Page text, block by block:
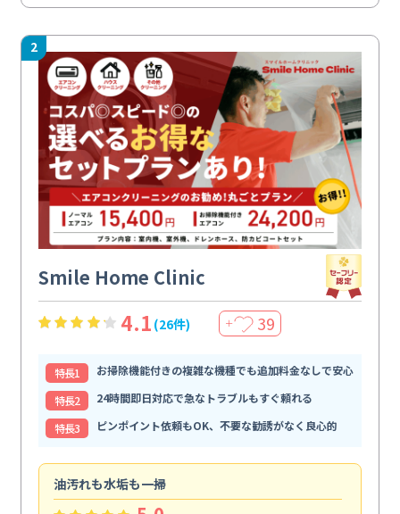
2
Smile Home Clinic
4.1 (26件) ＋ 39
特⻑1
お掃除機能付きの複雑な機種でも追加料金なしで安心
特⻑2
24時間即日対応で急なトラブルもすぐ頼れる
特⻑3
ピンポイント依頼もOK、不要な勧誘がなく良心的
油汚れも水垢も一掃